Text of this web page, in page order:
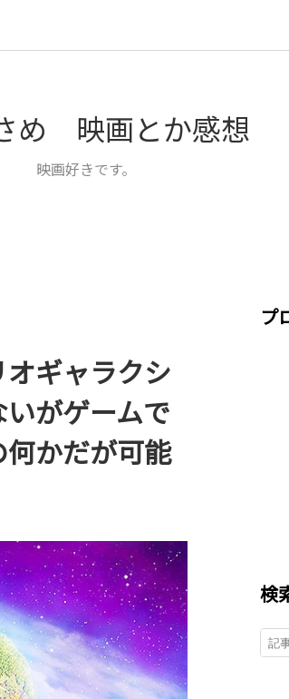
め 映画とか感想
映画好きです。
オギャラクシ
がゲームで
かだが可能
プ
検